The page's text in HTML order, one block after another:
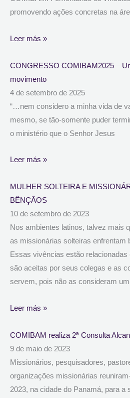
promovendo ações concretas na
Leer más »
CONGRESSO COMIBAM2025 –
movimento
4 de setembro de 2025
“…nem considero a minha vida de
mesmo, se tão-somente puder
o ministério que o Senhor Jesus
Leer más »
MULHER SOLTEIRA E
BÊNÇÃOS
10 de setembro de 2023
Nos ambientes latinos, talvez mais
as missionárias solteiras enfrentam
Essas vivências estão
são aceitas por seus colegas e as
servem, pois não as consideram
Leer más »
COMIBAM realiza 2ª Consulta
9 de maio de 2023
Missionários, pesquisadores,
organizações missionárias
2023, na cidade do Panamá, para a